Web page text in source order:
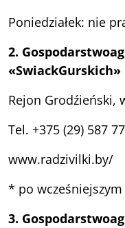
Poniedziałek: nie
2. Gospodarstwo
«SwiackGurskich»
Rejon Grodźieński,
Tel. +375 (29) 587
www.radzivilki.by/
* po
3. Gospodarstwo